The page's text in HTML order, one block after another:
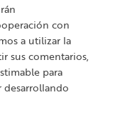
con
a utilizar la
sus comentarios,
para
desarrollando